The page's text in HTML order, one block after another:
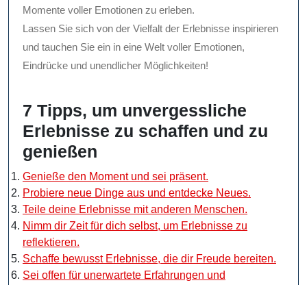
Momente voller Emotionen zu erleben.
Lassen Sie sich von der Vielfalt der Erlebnisse inspirieren
und tauchen Sie ein in eine Welt voller Emotionen,
Eindrücke und unendlicher Möglichkeiten!
7 Tipps, um unvergessliche
Erlebnisse zu schaffen und zu
genießen
Genieße den Moment und sei präsent.
Probiere neue Dinge aus und entdecke Neues.
Teile deine Erlebnisse mit anderen Menschen.
Nimm dir Zeit für dich selbst, um Erlebnisse zu
reflektieren.
Schaffe bewusst Erlebnisse, die dir Freude bereiten.
Sei offen für unerwartete Erfahrungen und